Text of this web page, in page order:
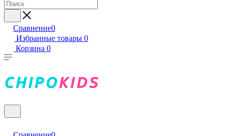
Сравнение0
Избранные товары 0
Корзина 0